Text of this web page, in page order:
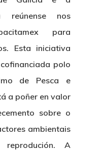
reúnense nos
para
Esta iniciativa
polo
de Pesca e
a poñer en valor
sobre o
ambientais
A